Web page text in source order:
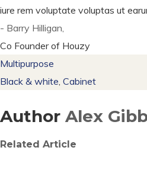
iure rem voluptate voluptas ut
- Barry Hilligan,
Co Founder of Houzy
Multipurpose
Black & white Cabinet
Author Alex
Related Article